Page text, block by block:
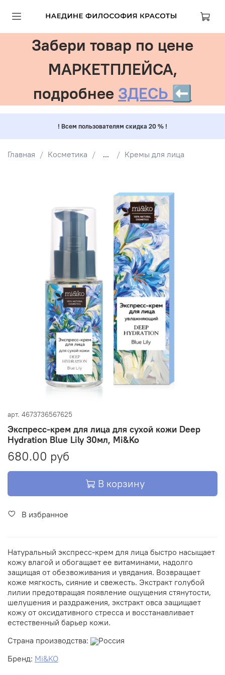
Забери товар по цене
МАРКЕТПЛЕЙСА,
подробнее ЗДЕСЬ ⬅️
! Всем пользователям скидка 20 % !
Главная Косметика ... Кремы для лица
арт. 4673736567625
Экспресс-крем для лица для сухой кожи Deep
Hydration Blue Lily 30мл, Mi&Ko
680.00 руб
В корзину
В избранное
Натуральный экспресс-крем для лица быстро насыщает
кожу влагой и обогащает ее витаминами, надолго
защищая от обезвоживания и увядания. Возвращает
коже мягкость, сияние и свежесть. Экстракт голубой
лилии предотвращая появление ощущения стянутости,
шелушения и раздражения, экстракт овса защищает
кожу от оксидативного стресса и восстанавливает
естественный барьер кожи.
Страна производства:
Россия
Бренд: Mi&KO